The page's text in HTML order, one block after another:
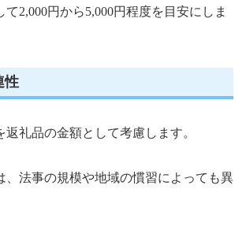
2,000円から5,000円程度を目安にしま
性
礼品の金額として考慮します。
、法事の規模や地域の慣習によっても異